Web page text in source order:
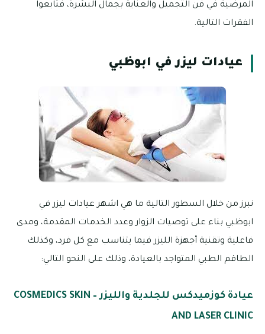
المرضية في فن التجميل والعناية بجمال البشرة، فتابعوا
الفقرات التالية.
عيادات ليزر في ابوظبي
نبرز من خلال السطور التالية ما هي اشهر عيادات ليزر في
ابوظبي بناء على توصيات الزوار وعدد الخدمات المقدمة، ومدى
فاعلية وتقنية أجهزة الليزر فيما يتناسب مع كل فرد، وكذلك
الطاقم الطبي المتواجد بالعيادة، وذلك على النحو التالي:
عيادة كوزميدكس للجلدية والليزر – COSMEDICS SKIN
AND LASER CLINIC